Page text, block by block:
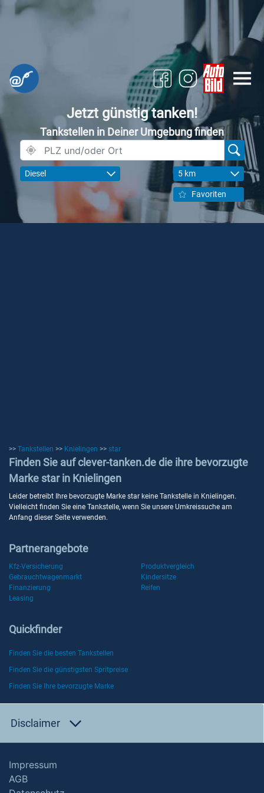
Jetzt günstig tanken!
Tankstellen in Deiner Umgebung finden
Diesel 5 km
Favoriten
>> Tankstellen >> Knielingen >> star
Finden Sie auf clever-tanken.de die ihre bevorzugte
Marke star in Knielingen
Leider betreibt Ihre bevorzugte Marke star keine Tankstelle in Knielingen.
Vielleicht finden Sie eine Tankstelle, wenn Sie unsere Umkreissuche am
Anfang dieser Seite verwenden.
Partnerangebote
Kfz-Versicherung
Produktvergleich
Gebrauchtwagenmarkt
Kindersitze
Finanzierung
Reifen
Leasing
Quickfinder
Finden Sie die besten Tankstellen
Finden Sie die günstigsten Spritpreise
Finden Sie Ihre bevorzugte Marke
Disclaimer
Impressum
AGB